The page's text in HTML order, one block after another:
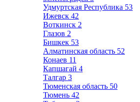
Удмуртская Республика 53
Ижевск 42
Воткинск 2
Глазов 2
Бишкек 53
Алматинская область 52
Конаев 11
Капшагай 4
Талгар 3
Тюменская область 50
Тюмень 42